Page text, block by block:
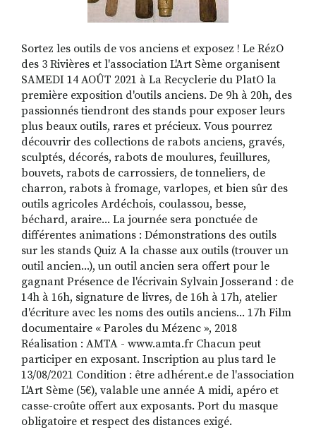
Sortez les outils de vos anciens et exposez ! Le RézO
des 3 Rivières et l'association L'Art Sème organisent
SAMEDI 14 AOÛT 2021 à La Recyclerie du PlatO la
première exposition d'outils anciens. De 9h à 20h, des
passionnés tiendront des stands pour exposer leurs
plus beaux outils, rares et précieux. Vous pourrez
découvrir des collections de rabots anciens, gravés,
sculptés, décorés, rabots de moulures, feuillures,
bouvets, rabots de carrossiers, de tonneliers, de
charron, rabots à fromage, varlopes, et bien sûr des
outils agricoles Ardéchois, coulassou, besse,
béchard, araire... La journée sera ponctuée de
différentes animations : Démonstrations des outils
sur les stands Quiz A la chasse aux outils (trouver un
outil ancien...), un outil ancien sera offert pour le
gagnant Présence de l'écrivain Sylvain Josserand : de
14h à 16h, signature de livres, de 16h à 17h, atelier
d'écriture avec les noms des outils anciens... 17h Film
documentaire « Paroles du Mézenc », 2018
Réalisation : AMTA - www.amta.fr Chacun peut
participer en exposant. Inscription au plus tard le
13/08/2021 Condition : être adhérent.e de l'association
L'Art Sème (5€), valable une année A midi, apéro et
casse-croûte offert aux exposants. Port du masque
obligatoire et respect des distances exigé.